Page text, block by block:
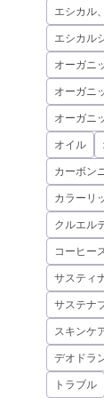
エシカル
エシカル
オーガニ
オーガニ
オーガニ
オイル
カーボン
カラーリ
クルエル
コーヒー
サスティ
サステナ
スキンケ
デオドラ
トラブル